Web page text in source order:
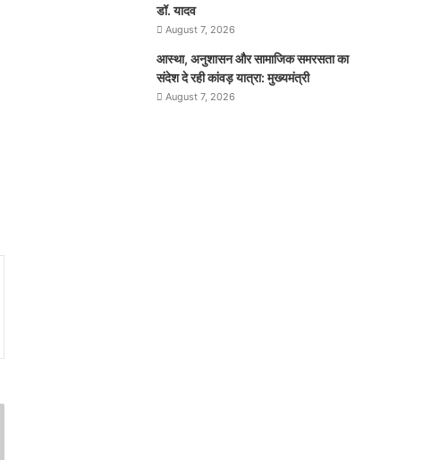
डॉ. यादव
August 7, 2026
आस्था, अनुशासन और सामाजिक समरसता का
संदेश दे रही कांवड़ यात्रा: मुख्यमंत्री
August 7, 2026